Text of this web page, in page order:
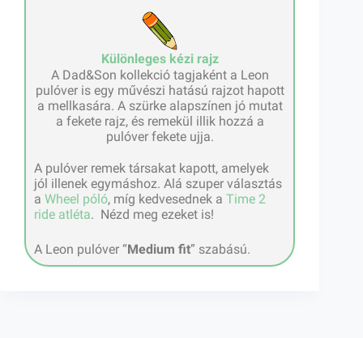
Különleges kézi rajz
A Dad&Son kollekció tagjaként a Leon
pulóver is egy művészi hatású rajzot hapott
a mellkasára. A szürke alapszínen jó mutat
a fekete rajz, és remekül illik hozzá a
pulóver fekete ujja.
A pulóver remek társakat kapott, amelyek
jól illenek egymáshoz. Alá szuper választás
a Wheel póló, míg kedvesednek a Time 2
ride atléta. Nézd meg ezeket is!
A Leon pulóver “Medium fit” szabású.